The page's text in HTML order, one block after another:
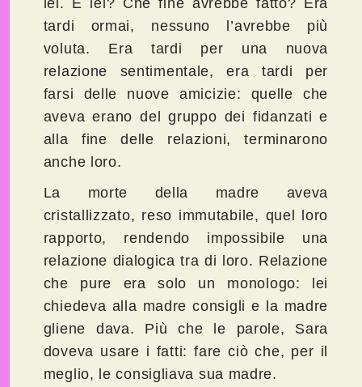
tardi ormai, nessuno l’avrebbe più
voluta. Era tardi per una nuova
relazione sentimentale, era tardi per
farsi delle nuove amicizie: quelle che
aveva erano del gruppo dei fidanzati e
alla fine delle relazioni, terminarono
anche loro.
La morte della madre aveva
cristallizzato, reso immutabile, quel loro
rapporto, rendendo impossibile una
relazione dialogica tra di loro. Relazione
che pure era solo un monologo: lei
chiedeva alla madre consigli e la madre
gliene dava. Più che le parole, Sara
doveva usare i fatti: fare ciò che, per il
meglio, le consigliava sua madre.